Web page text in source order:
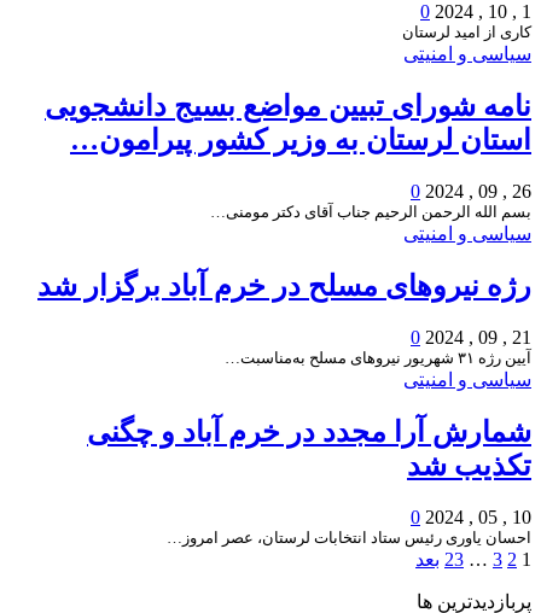
1 , 10 , 2024
0
کاری از امید لرستان
سیاسی و امنیتی
نامه شورای تبیین مواضع بسیج دانشجویی
استان لرستان به وزیر کشور پیرامون…
26 , 09 , 2024
0
بسم الله الرحمن الرحیم جناب آقای دکتر مومنی…
سیاسی و امنیتی
رژه نیروهای مسلح در خرم آباد برگزار شد
21 , 09 , 2024
0
آیین رژه ۳۱ شهریور نیروهای مسلح به‌مناسبت…
سیاسی و امنیتی
شمارش آرا مجدد در خرم آباد و چگنی
تکذیب شد
10 , 05 , 2024
0
احسان یاوری رئیس ستاد انتخابات لرستان، عصر امروز…
1
2
3
…
23 بعد
پربازدیدترین ها